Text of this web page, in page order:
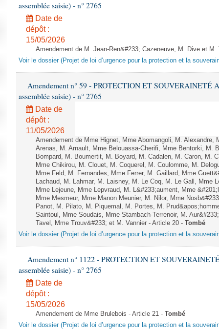
assemblée saisie) - n° 2765
Date de
dépôt :
15/05/2026
Amendement de M. Jean-Ren&#233; Cazeneuve, M. Dive et
Voir le dossier (Projet de loi d’urgence pour la protection et la
Amendement n° 59 - PROTECTION ET SOUVERAINETÉ
assemblée saisie) - n° 2765
Date de
dépôt :
11/05/2026
Amendement de Mme Hignet, Mme Abomangoli, M. Alexandre,
Arenas, M. Arnault, Mme Belouassa-Cherifi, Mme Bentorki, M.
Bompard, M. Boumertit, M. Boyard, M. Cadalen, M. Caron, M.
Mme Chikirou, M. Clouet, M. Coquerel, M. Coulomme, M.
Mme Feld, M. Fernandes, Mme Ferrer, M. Gaillard, Mme
Lachaud, M. Lahmar, M. Laisney, M. Le Coq, M. Le Gall, Mme
Mme Lejeune, Mme Lepvraud, M. L&#233;aument, Mme
Mme Mesmeur, Mme Manon Meunier, M. Nilor, Mme
Panot, M. Pilato, M. Piquemal, M. Portes, M.
Saintoul, Mme Soudais, Mme Stambach-Terrenoir, M.
Tavel, Mme Trouv&#233; et M. Vannier - Article 20 - Tombé
Voir le dossier (Projet de loi d’urgence pour la protection et la
Amendement n° 1122 - PROTECTION ET
assemblée saisie) - n° 2765
Date de
dépôt :
15/05/2026
Amendement de Mme Brulebois - Article 21 - Tombé
Voir le dossier (Projet de loi d’urgence pour la protection et la